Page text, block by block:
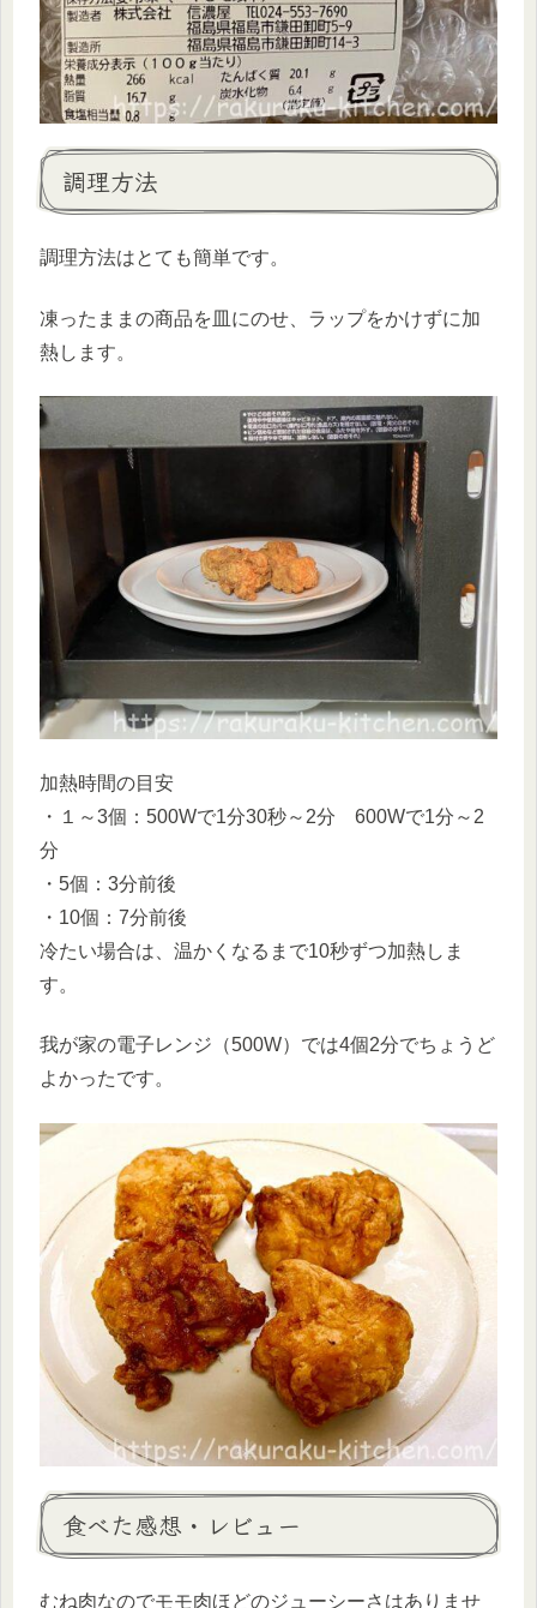
調理方法
調理方法はとても簡単です。
凍ったままの商品を皿にのせ、ラップをかけずに加
熱します。
加熱時間の目安
・１～3個：500Wで1分30秒～2分 600Wで1分～2
分
・5個：3分前後
・10個：7分前後
冷たい場合は、温かくなるまで10秒ずつ加熱しま
す。
我が家の電子レンジ（500W）では4個2分でちょうど
よかったです。
食べた感想・レビュー
むね肉なのでモモ肉ほどのジューシーさはありませ